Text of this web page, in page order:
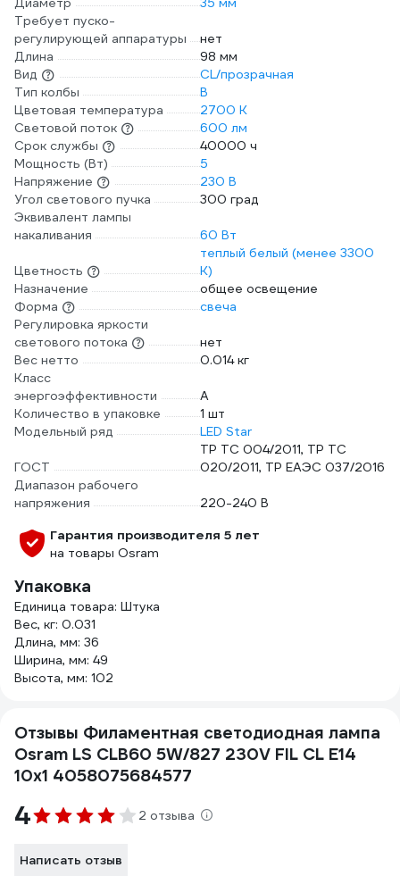
Требует пуско-
регулирующей аппаратуры
нет
Длина
98 мм
Вид
CL/прозрачная
Тип колбы
B
Цветовая температура
2700 К
Световой поток
600 лм
Срок службы
40000 ч
Мощность (Вт)
5
Напряжение
230 В
Угол светового пучка
300 град
Эквивалент лампы
накаливания
60 Вт
Цветность
теплый белый (менее 3300
К)
Назначение
общее освещение
Форма
свеча
Регулировка яркости
светового потока
нет
Вес нетто
0.014 кг
Класс
энергоэффективности
A
Количество в упаковке
1 шт
Модельный ряд
LED Star
ГОСТ
ТР ТС 004/2011, ТР ТС
020/2011, ТР ЕАЭС 037/2016
Диапазон рабочего
напряжения
220-240 В
Гарантия производителя 5 лет
на товары Osram
Упаковка
Единица товара: Штука
Вес, кг: 0.031
Длина, мм: 36
Ширина, мм: 49
Высота, мм: 102
Отзывы Филаментная светодиодная лампа
Osram LS CLB60 5W/827 230V FIL CL E14
10x1 4058075684577
4 2 отзыва
Написать отзыв